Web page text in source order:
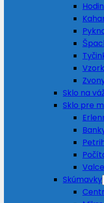
Sklo na
Sklo pre
Skúmavky